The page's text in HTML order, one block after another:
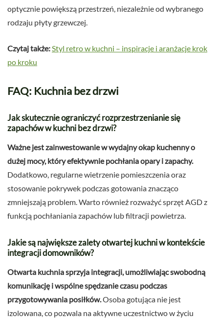
optycznie powiększą przestrzeń, niezależnie od wybranego
rodzaju płyty grzewczej.
Czytaj także:Styl retro w kuchni – inspiracje i aranżacje krok
po kroku
FAQ: Kuchnia bez drzwi
Jak skutecznie ograniczyć rozprzestrzenianie się
zapachów w kuchni bez drzwi?
Ważne jest zainwestowanie w wydajny okap kuchenny o
dużej mocy, który efektywnie pochłania opary i zapachy.
Dodatkowo, regularne wietrzenie pomieszczenia oraz
stosowanie pokrywek podczas gotowania znacząco
zmniejszają problem. Warto również rozważyć sprzęt AGD z
funkcją pochłaniania zapachów lub filtracji powietrza.
Jakie są największe zalety otwartej kuchni w kontekście
integracji domowników?
Otwarta kuchnia sprzyja integracji, umożliwiając swobodną
komunikację i wspólne spędzanie czasu podczas
przygotowywania posiłków.Osoba gotująca nie jest
izolowana, co pozwala na aktywne uczestnictwo w życiu